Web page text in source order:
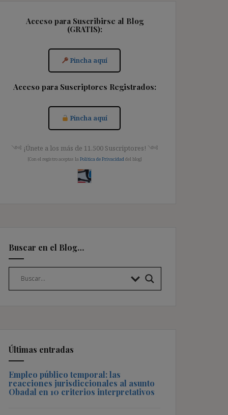
Acceso para Suscribirse al Blog
(GRATIS):
Pincha aquí
Acceso para Suscriptores Registrados:
Pincha aquí
༺ ¡Únete a los más de 11.500 Suscriptores! ༺
[Con el registro aceptas la Política de Privacidad del blog]
Buscar en el Blog…
Últimas entradas
Empleo público temporal: las
reacciones jurisdiccionales al asunto
Obadal en 10 criterios interpretativos